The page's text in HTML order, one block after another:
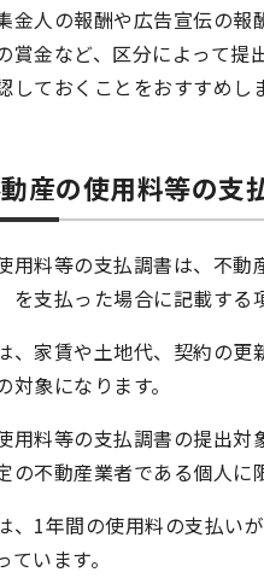
金人の報酬や広告宣伝の報
賞金など、区分によって提
しておくことをおすすめし
産の使用料等の支
用料等の支払調書は、不動
を支払った場合に記載する
、家賃や土地代、契約の更
対象になります。
用料等の支払調書の提出対
の不動産業者である個人に
、1年間の使用料の支払い
ています。